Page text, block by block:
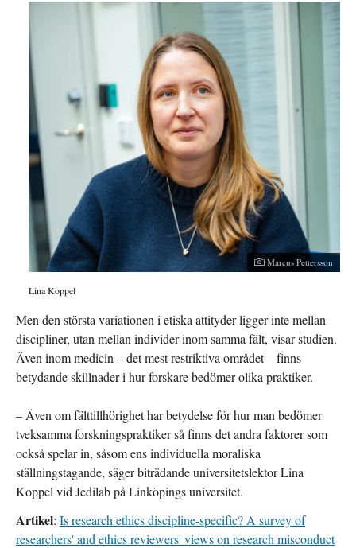
Marcus Pettersson
Lina Koppel
Men den största variationen i etiska attityder ligger inte mellan
discipliner, utan mellan individer inom samma fält, visar studien.
Även inom medicin – det mest restriktiva området – finns
betydande skillnader i hur forskare bedömer olika praktiker.
– Även om fälttillhörighet har betydelse för hur man bedömer
tveksamma forskningspraktiker så finns det andra faktorer som
också spelar in, såsom ens individuella moraliska
ställningstagande, säger biträdande universitetslektor Lina
Koppel vid Jedilab på Linköpings universitet.
Artikel: Is research ethics discipline-specific? A survey of
researchers' and ethics reviewers' views on research misconduct